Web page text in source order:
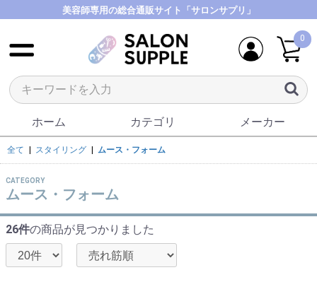
美容師専用の総合通販サイト「サロンサプリ」
0
ホーム カテゴリ メーカー
全て スタイリング ムース・フォーム
CATEGORY
ムース・フォーム
26件の商品が見つかりました